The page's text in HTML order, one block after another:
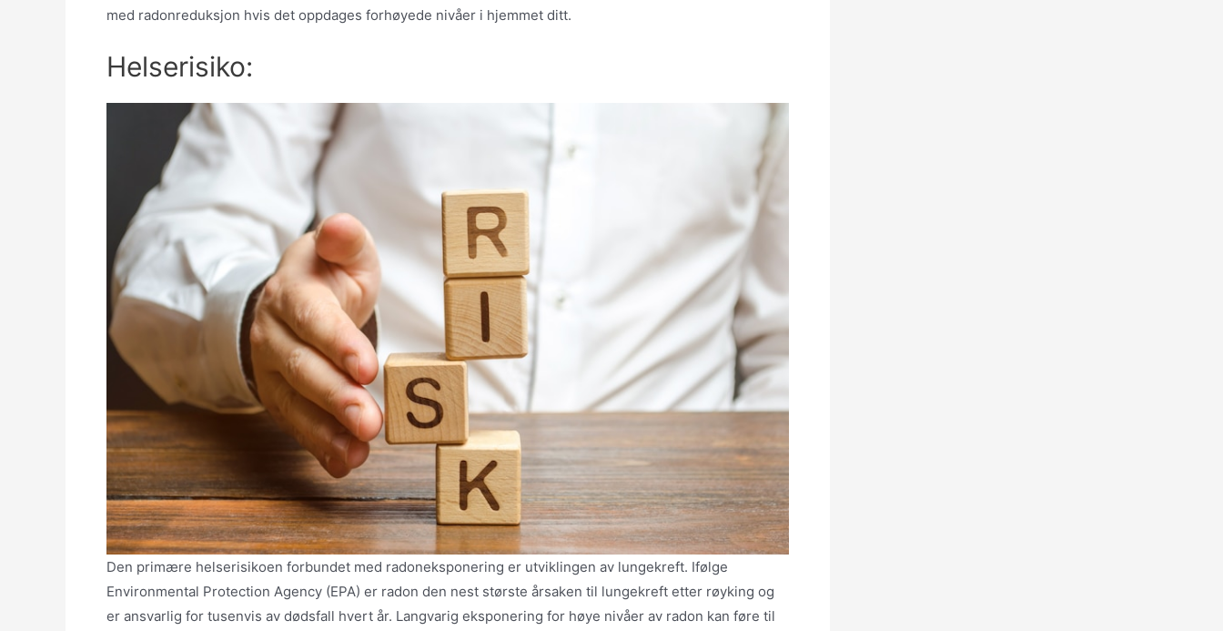
med radonreduksjon hvis det oppdages forhøyede nivåer i hjemmet ditt.
Helserisiko:
Den primære helserisikoen forbundet med radoneksponering er utviklingen av lungekreft. Ifølge
Environmental Protection Agency (EPA) er radon den nest største årsaken til lungekreft etter røyking og
er ansvarlig for tusenvis av dødsfall hvert år. Langvarig eksponering for høye nivåer av radon kan føre til